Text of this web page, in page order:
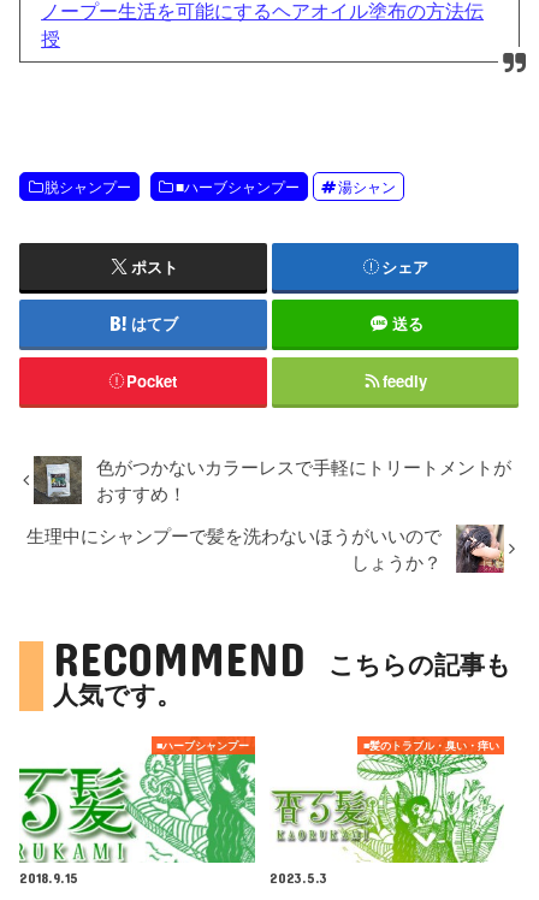
ノープー生活を可能にするヘアオイル塗布の方法伝
授
脱シャンプー ■ハーブシャンプー 湯シャン
ポスト シェア
はてブ 送る
Pocket feedly
色がつかないカラーレスで手軽にトリートメントが
おすすめ！
生理中にシャンプーで髪を洗わないほうがいいので
しょうか？
RECOMMEND
こちらの記事も
人気です。
■ハーブシャンプー
2018.9.15
■髪のトラブル・臭い・痒い
2023.5.3